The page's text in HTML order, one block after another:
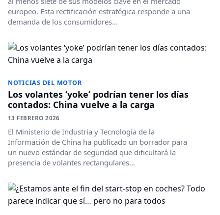
europeo. Esta rectificación estratégica responde a una
demanda de los consumidores...
NOTICIAS DEL MOTOR
Los volantes ‘yoke’ podrían tener los días
contados: China vuelve a la carga
13 FEBRERO 2026
El Ministerio de Industria y Tecnología de la
Información de China ha publicado un borrador para
un nuevo estándar de seguridad que dificultará la
presencia de volantes rectangulares...